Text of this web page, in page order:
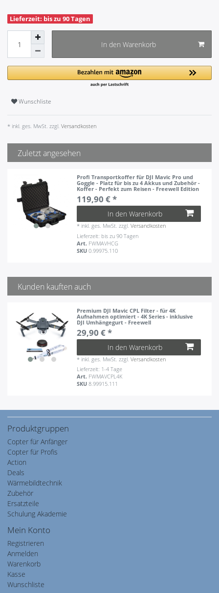
Lieferzeit: bis zu 90 Tagen
In den Warenkorb
Wunschliste
* inkl. ges. MwSt. zzgl. Versandkosten
Zuletzt angesehen
Profi Transportkoffer für DJI Mavic Pro und
Goggle - Platz für bis zu 4 Akkus und Zubehör -
Koffer - Perfekt zum Reisen - Freewell Edition
119,90 € *
In den Warenkorb
* inkl. ges. MwSt. zzgl.Versandkosten
Lieferzeit: bis zu 90 Tagen
Art. FWMAVHCG
SKU0.99975.110
Kunden kauften auch
Premium DJI Mavic CPL Filter - für 4K
Aufnahmen optimiert - 4K Series - inklusive
DJI Umhängegurt - Freewell
29,90 € *
In den Warenkorb
* inkl. ges. MwSt. zzgl.Versandkosten
Lieferzeit: 1-4 Tage
Art. FWMAVCPL4K
SKU8.99915.111
Produktgruppen
Copter für Anfänger
Copter für Profis
Action
Deals
Wärmebildtechnik
Zubehör
Ersatzteile
Schulung Akademie
Mein Konto
Registrieren
Anmelden
Warenkorb
Kasse
Wunschliste